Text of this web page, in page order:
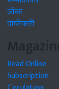
जॉब्स
डायरेक्टरी
Magazines
Read Online
Subscription